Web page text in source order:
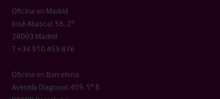
Oficina en Madrid
José Abascal, 56, 2º
28003 Madrid
T +34 910 459 876
Oficina en Barcelona
Avenida Diagonal, 409, 5º B